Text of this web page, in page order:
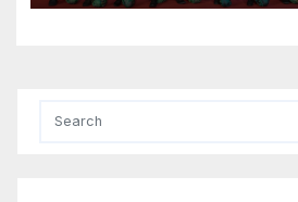
來自蒙古的Uuhai、